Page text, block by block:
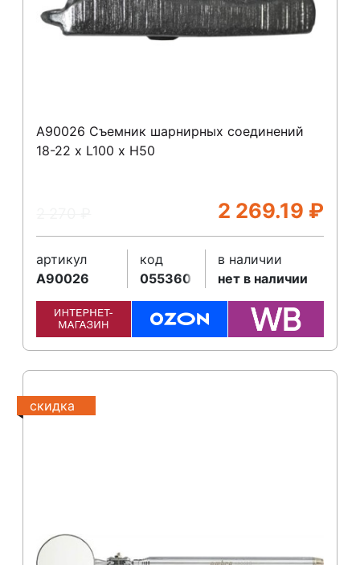
A90026 Съемник шарнирных соединений
18-22 х L100 x Н50
2 269.19 ₽
артикул
A90026
код
055360
в наличии
нет в наличии
скидка